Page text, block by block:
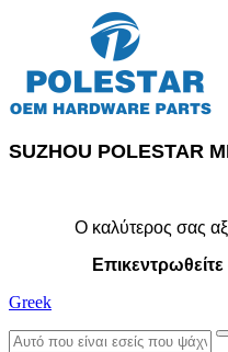
SUZHOU POLESTAR
Ο καλύτερος σας
Επικεντρωθείτε
Greek